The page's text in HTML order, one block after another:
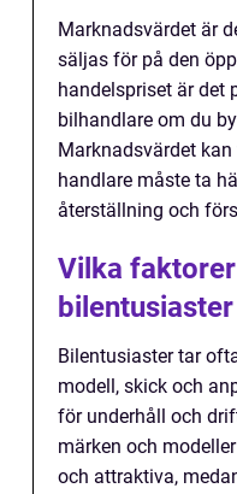
Marknadsvärdet är
säljas för på den
handelspriset är det
bilhandlare om du
Marknadsvärdet
handlare måste ta
återställning och
Vilka
Bilentusiaster tar
modell, skick och
för underhåll och
märken och
och attraktiva,